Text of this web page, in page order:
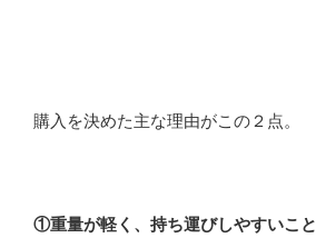
購入を決めた主な理由がこの２点。
①重量が軽く、持ち運びしやすいこと